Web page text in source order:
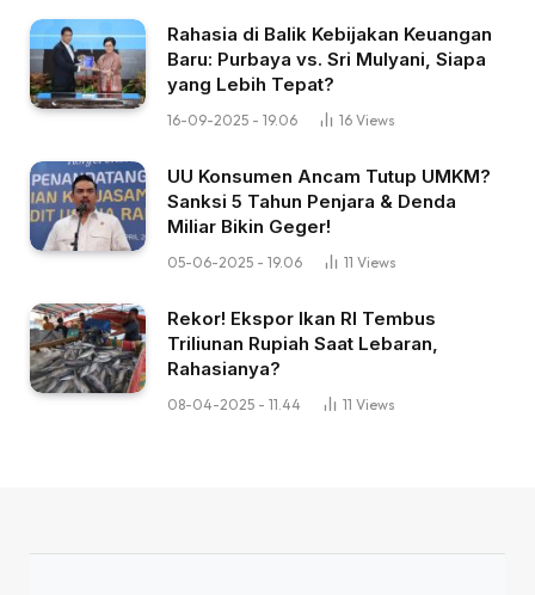
Rahasia di Balik Kebijakan Keuangan
Baru: Purbaya vs. Sri Mulyani, Siapa
yang Lebih Tepat?
16-09-2025 - 19.06 16 Views
UU Konsumen Ancam Tutup UMKM?
Sanksi 5 Tahun Penjara & Denda
Miliar Bikin Geger!
05-06-2025 - 19.06 11 Views
Rekor! Ekspor Ikan RI Tembus
Triliunan Rupiah Saat Lebaran,
Rahasianya?
08-04-2025 - 11.44 11 Views